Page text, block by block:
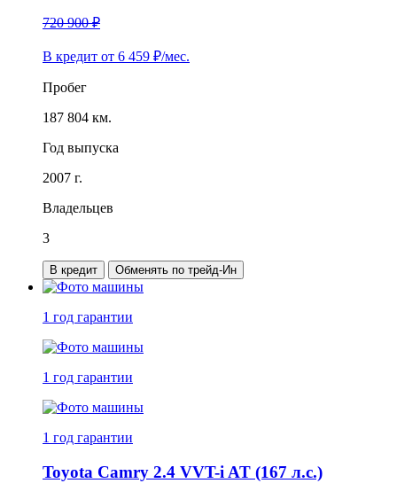
720 900 ₽
В кредит от 6 459 ₽/мес.
Пробег
187 804 км.
Год выпуска
2007 г.
Владельцев
3
В кредит Обменять по трейд-Ин
1 год гарантии
1 год гарантии
1 год гарантии
Toyota Camry 2.4 VVT-i AT (167 л.с.)